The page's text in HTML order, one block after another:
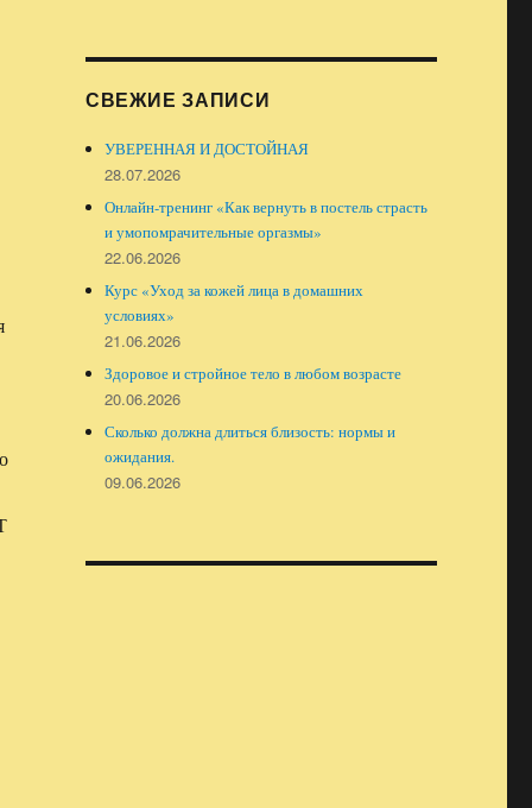
СВЕЖИЕ ЗАПИСИ
УВЕРЕННАЯ И ДОСТОЙНАЯ
28.07.2026
Онлайн-тренинг «Как вернуть в постель страсть
и умопомрачительные оргазмы»
22.06.2026
Курс «Уход за кожей лица в домашних
условиях»
21.06.2026
Здоровое и стройное тело в любом возрасте
20.06.2026
Сколько должна длиться близость: нормы и
ожидания.
09.06.2026